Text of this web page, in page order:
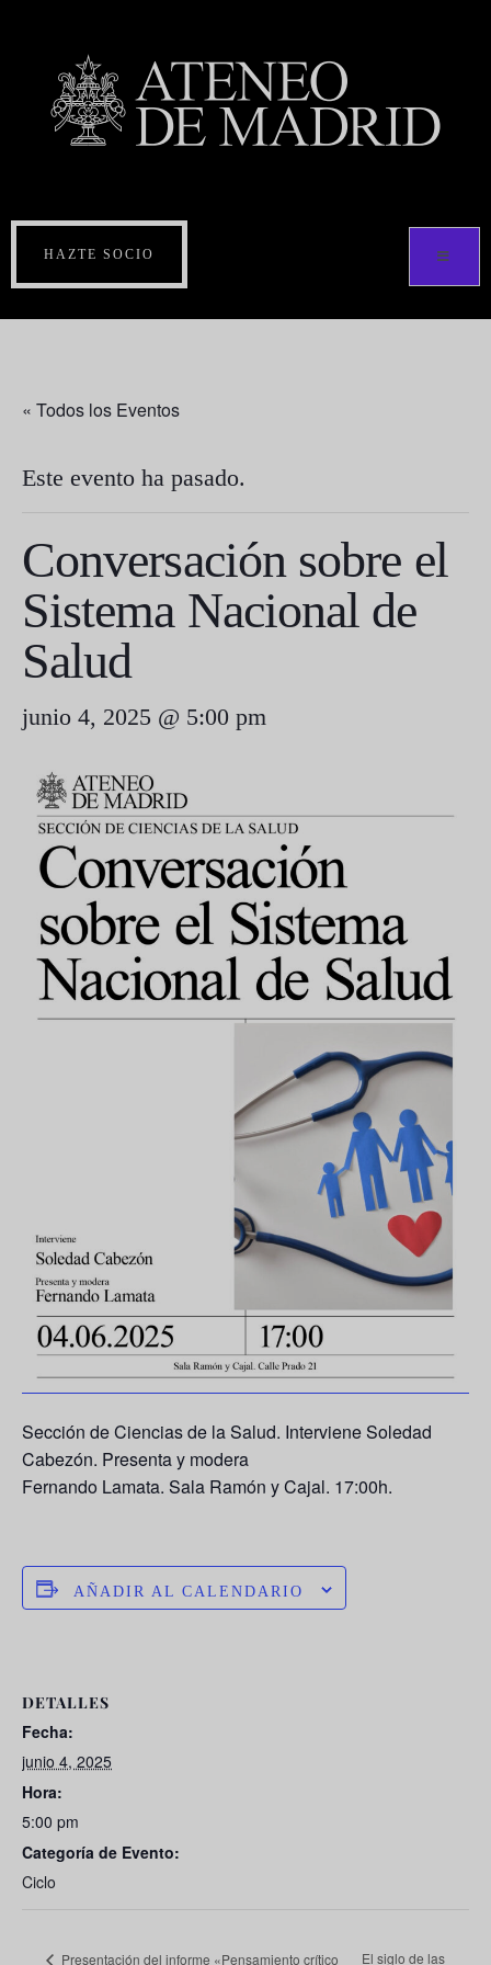
HAZTE SOCIO
« Todos los Eventos
Este evento ha pasado.
Conversación sobre el
Sistema Nacional de
Salud
junio 4, 2025 @ 5:00 pm
Sección de Ciencias de la Salud. IntervieneSoledad
Cabezón. Presenta y modera
Fernando Lamata. Sala Ramón y Cajal. 17:00h.
AÑADIR AL CALENDARIO
DETALLES
Fecha:
junio 4, 2025
Hora:
5:00 pm
Categoría de Evento:
Ciclo
Presentación del informe «Pensamiento crítico El siglo de las